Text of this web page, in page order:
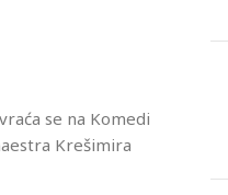
se na Komedi
Krešimira